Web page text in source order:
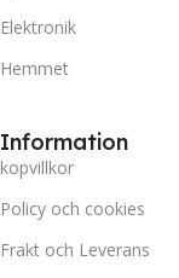
Elektronik
Hemmet
Information
kopvillkor
Policy och cookies
Frakt och Leverans